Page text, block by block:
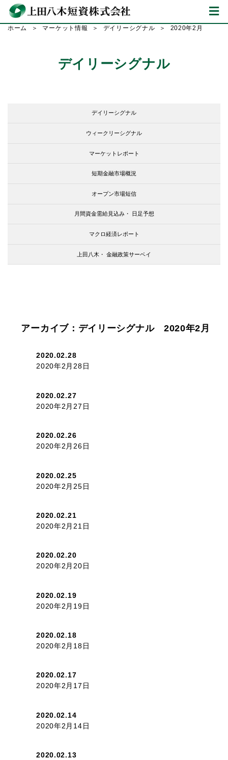
ホーム マーケット情報 デイリーシグナル 2020年2月
デイリーシグナル
デイリーシグナル
ウィークリーシグナル
マーケットレポート
短期金融市場概況
オープン市場短信
月間資金需給見込み・ 日足予想
マクロ経済レポート
上田八木・ 金融政策サーベイ
アーカイブ：デイリーシグナル 2020年2月
2020.02.28
2020年2月28日
2020.02.27
2020年2月27日
2020.02.26
2020年2月26日
2020.02.25
2020年2月25日
2020.02.21
2020年2月21日
2020.02.20
2020年2月20日
2020.02.19
2020年2月19日
2020.02.18
2020年2月18日
2020.02.17
2020年2月17日
2020.02.14
2020年2月14日
2020.02.13